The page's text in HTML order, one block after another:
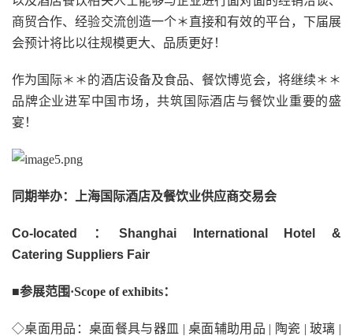
商贸合作、经验交流创造一个＊直接和有效的平台，下届展
会预计将比以往规模更大、品质更好！
作为国际＊＊的酒店设备及食品、餐饮博览会，将继续＊＊
品牌企业进军中国市场，共筑国际酒店与餐饮业重要的盛
宴！
同期举办：上海国际酒店及餐饮业供应商交易会
Co-located ：Shanghai International
Hotel &
Catering Suppliers Fair
■参展范围·Scope of exhibits：
◇桌面用品：桌面餐具与器皿 | 桌面辅助用品 | 陶瓷 | 玻璃 |